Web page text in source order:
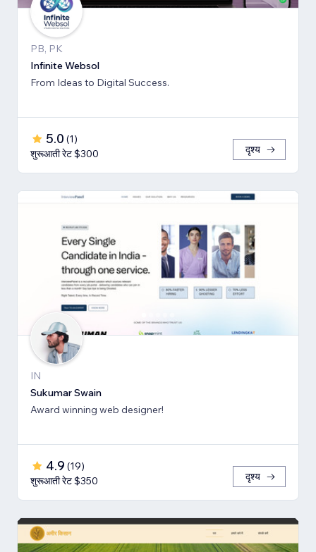
PB, PK
Infinite Websol
From Ideas to Digital Success.
5.0 (1)
शुरूआती रेट $300
दृश्य
IN
Sukumar Swain
Award winning web designer!
4.9 (19)
शुरूआती रेट $350
दृश्य